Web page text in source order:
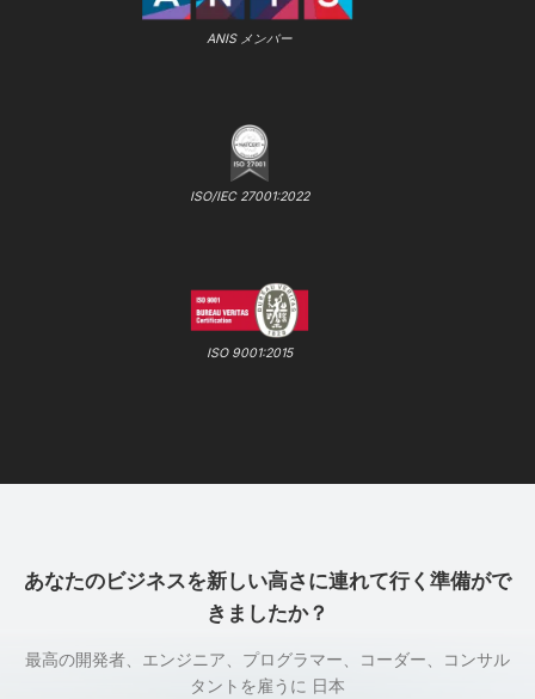
ANIS メンバー
ISO/IEC 27001:2022
ISO 9001:2015
あなたのビジネスを新しい高さに連れて行く準備がで
きましたか？
最高の開発者、エンジニア、プログラマー、コーダー、コンサル
タントを雇うに 日本